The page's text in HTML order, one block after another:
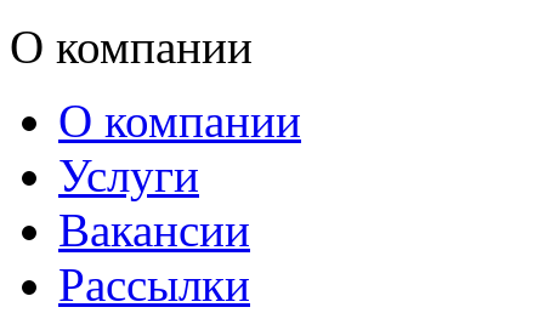
О компании
О компании
Услуги
Вакансии
Рассылки